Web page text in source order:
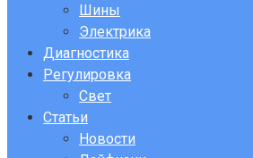
Шины
Электрика
Диагностика
Регулировка
Свет
Статьи
Новости